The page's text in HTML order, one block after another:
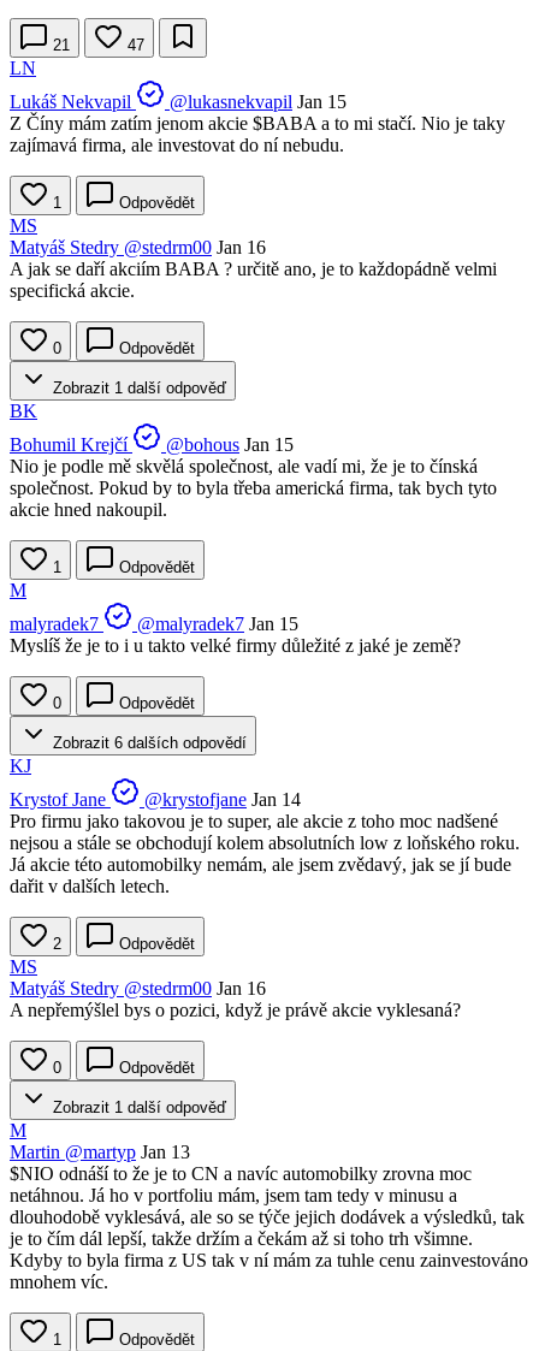
21 47
LN
Lukáš Nekvapil
@lukasnekvapil Jan 15
Z Číny mám zatím jenom akcie $BABA a to mi stačí. Nio je taky
zajímavá firma, ale investovat do ní nebudu.
1 Odpovědět
MS
Matyáš Stedry @stedrm00 Jan 16
A jak se daří akciím BABA ? určitě ano, je to každopádně velmi
specifická akcie.
0 Odpovědět
Zobrazit 1 další odpověď
BK
Bohumil Krejčí
@bohous Jan 15
Nio je podle mě skvělá společnost, ale vadí mi, že je to čínská
společnost. Pokud by to byla třeba americká firma, tak bych tyto
akcie hned nakoupil.
1 Odpovědět
M
malyradek7
@malyradek7 Jan 15
Myslíš že je to i u takto velké firmy důležité z jaké je země?
0 Odpovědět
Zobrazit 6 dalších odpovědí
KJ
Krystof Jane
@krystofjane Jan 14
Pro firmu jako takovou je to super, ale akcie z toho moc nadšené
nejsou a stále se obchodují kolem absolutních low z loňského roku.
Já akcie této automobilky nemám, ale jsem zvědavý, jak se jí bude
dařit v dalších letech.
2 Odpovědět
MS
Matyáš Stedry @stedrm00 Jan 16
A nepřemýšlel bys o pozici, když je právě akcie vyklesaná?
0 Odpovědět
Zobrazit 1 další odpověď
M
Martin @martyp Jan 13
$NIO odnáší to že je to CN a navíc automobilky zrovna moc
netáhnou. Já ho v portfoliu mám, jsem tam tedy v minusu a
dlouhodobě vyklesává, ale so se týče jejich dodávek a výsledků, tak
je to čím dál lepší, takže držím a čekám až si toho trh všimne.
Kdyby to byla firma z US tak v ní mám za tuhle cenu zainvestováno
mnohem víc.
1 Odpovědět